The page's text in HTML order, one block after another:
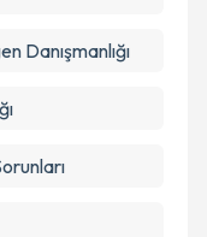
Danışmanlığı